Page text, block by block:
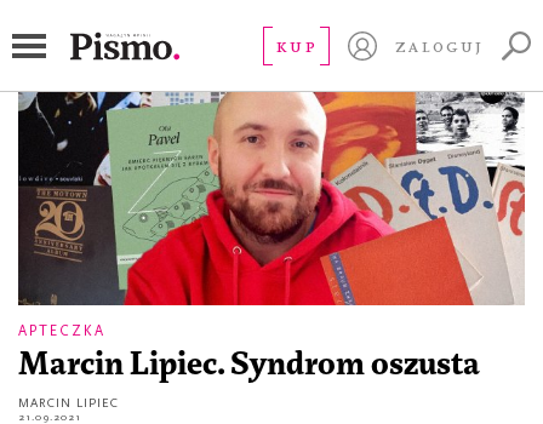
KUP ZALOGUJ
APTECZKA
Marcin Lipiec. Syndrom oszusta
MARCIN LIPIEC
21.09.2021